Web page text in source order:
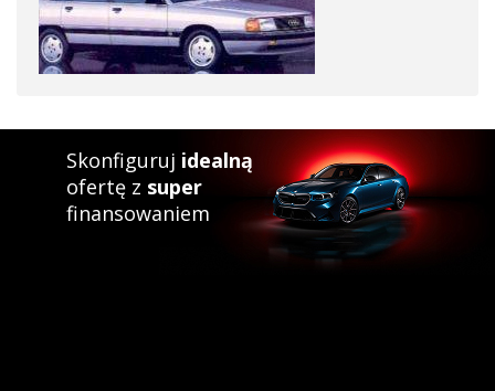
Skonfiguruj idealną
ofertę z super
finansowaniem